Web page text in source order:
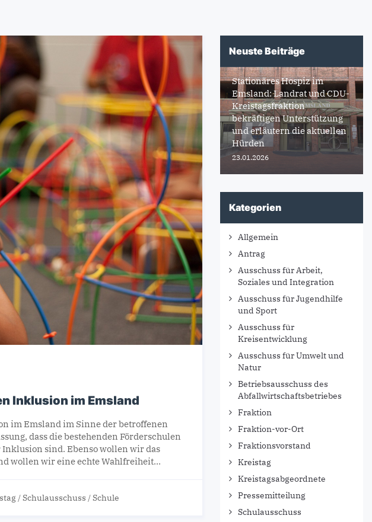
Inklusion im Emsland
im Emsland im Sinne der betroffenen
dass die bestehenden Förderschulen
sind. Ebenso wollen wir das
wollen wir eine echte Wahlfreiheit…
/Schulausschuss /Schule
Neuste Beiträge
Stationäres Hospiz im
Emsland: Landrat und CDU-
Kreistagsfraktion
bekräftigen Unterstützung
und erläutern die aktuellen
Hürden
23.01.2026
Kategorien
Allgemein
Antrag
Ausschuss für Arbeit,
Soziales und Integration
Ausschuss für Jugendhilfe
und Sport
Ausschuss für
Kreisentwicklung
Ausschuss für Umwelt und
Natur
Betriebsausschuss des
Abfallwirtschaftsbetriebes
Fraktion
Fraktion-vor-Ort
Fraktionsvorstand
Kreistag
Kreistagsabgeordnete
Pressemitteilung
Schulausschuss